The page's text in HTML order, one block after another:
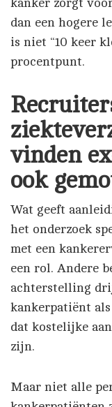
kanker zorgt
dan een hogere
is niet “10 keer
procentpunt.
vinden
ook
Wat geeft
het onderzoek
met een
een rol. Andere
achterstelling
kankerpatiënt
dat kostelijke
zijn.
Maar niet alle